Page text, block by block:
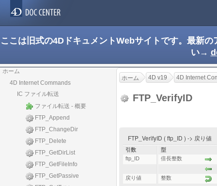
ここは旧式の4DドキュメントWebサイトです。最新
い→
ホーム
4D Internet Commands
IC ファイル転送
ファイル転送 - 概要
FTP_Append
FTP_ChangeDir
FTP_Delete
FTP_GetDirList
FTP_GetFileInfo
FTP_GetPassive
ホーム 4D v19 4D Internet
FTP_VerifyID
FTP_VerifyID ( ftp_ID ) -> 戻り値
引数
型
ftp_ID
倍長整数
戻り値 整数